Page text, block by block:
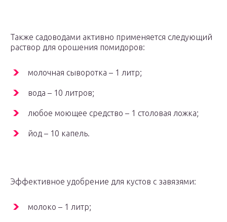
Также садоводами активно применяется следующий
раствор для орошения помидоров:
молочная сыворотка – 1 литр;
вода – 10 литров;
любое моющее средство – 1 столовая ложка;
йод – 10 капель.
Эффективное удобрение для кустов с завязями:
молоко – 1 литр;